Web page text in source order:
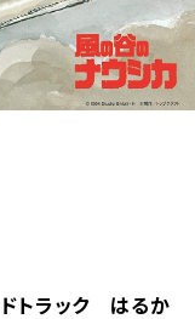
トラック はるか